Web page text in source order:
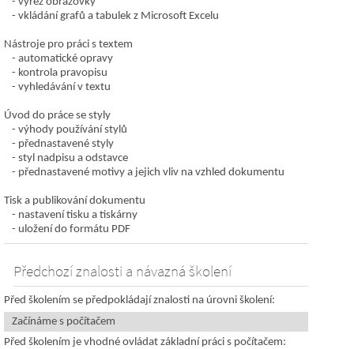
vkládání grafů a tabulek z Microsoft Excelu
Nástroje pro práci s textem
automatické opravy
kontrola pravopisu
vyhledávání v textu
Úvod do práce se styly
výhody používání stylů
přednastavené styly
styl nadpisu a odstavce
přednastavené motivy a jejich vliv na vzhled dokumentu
Tisk a publikování dokumentu
nastavení tisku a tiskárny
uložení do formátu PDF
Předchozí znalosti a návazná školení
Před školením se předpokládají znalosti na úrovni školení:
Začínáme s počítačem
Před školením je vhodné ovládat základní práci s počítačem: